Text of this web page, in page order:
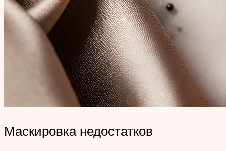
Маскировка недостатков